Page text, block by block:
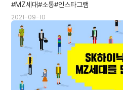
2021-09-10
MZ세대
소통 인스타그램